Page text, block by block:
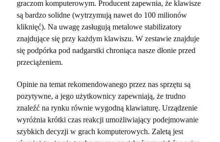
graczom komputerowym. Producent zapewnia, że klawisze
są bardzo solidne (wytrzymują nawet do 100 milionów
kliknięć). Na uwagę zasługują metalowe stabilizatory
znajdujące się przy każdym klawiszu. W zestawie znajduje
się podpórka pod nadgarstki chroniąca nasze dłonie przed
przeciążeniem.
Opinie na temat rekomendowanego przez nas sprzętu są
pozytywne, a jego użytkownicy zapewniają, że trudno
znaleźć na rynku równie wygodną klawiaturę. Urządzenie
wyróżnia krótki czas reakcji umożliwiający podejmowanie
szybkich decyzji w grach komputerowych. Zaletą jest